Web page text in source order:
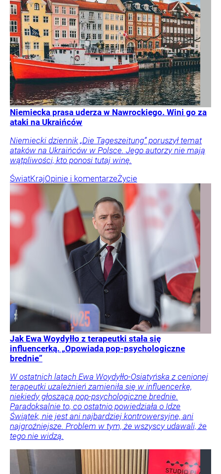
Niemiecka prasa uderza w Nawrockiego. Wini go za
ataki na Ukraińców
Niemiecki dziennik „Die Tageszeitung” poruszył temat
ataków na Ukraińców w Polsce. Jego autorzy nie mają
wątpliwości, kto ponosi tutaj winę.
ŚwiatKrajOpinie i komentarzeŻycie
Jak Ewa Woydyłło z terapeutki stała się
influencerką. „Opowiada pop-psychologiczne
brednie”
W ostatnich latach Ewa Woydyłło-Osiatyńska z cenionej
terapeutki uzależnień zamieniła się w influencerkę,
niekiedy głoszącą pop-psychologiczne brednie.
Paradoksalnie to, co ostatnio powiedziała o Idze
Świątek, nie jest ani najbardziej kontrowersyjne, ani
najgroźniejsze. Problem w tym, że wszyscy udawali, że
tego nie widzą.